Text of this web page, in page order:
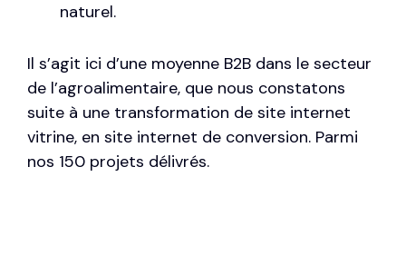
naturel.
Il s’agit ici d’une moyenne B2B dans le secteur
de l’agroalimentaire, que nous constatons
suite à une transformation de site internet
vitrine, en site internet de conversion. Parmi
nos 150 projets délivrés.